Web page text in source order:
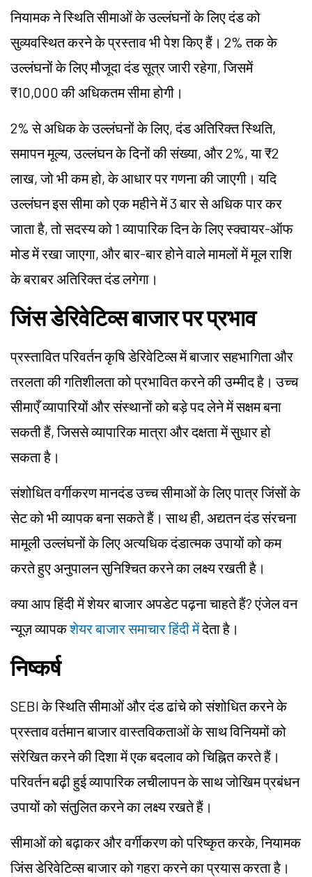
नियामक ने स्थिति सीमाओं के उल्लंघनों के लिए दंड को
सुव्यवस्थित करने के प्रस्ताव भी पेश किए हैं। 2% तक के
उल्लंघनों के लिए मौजूदा दंड सूत्र जारी रहेगा, जिसमें
₹10,000 की अधिकतम सीमा होगी।
2% से अधिक के उल्लंघनों के लिए, दंड अतिरिक्त स्थिति,
समापन मूल्य, उल्लंघन के दिनों की संख्या, और 2%, या ₹2
लाख, जो भी कम हो, के आधार पर गणना की जाएगी। यदि
उल्लंघन इस सीमा को एक महीने में 3 बार से अधिक पार कर
जाता है, तो सदस्य को 1 व्यापारिक दिन के लिए स्क्वायर-ऑफ
मोड में रखा जाएगा, और बार-बार होने वाले मामलों में मूल राशि
के बराबर अतिरिक्त दंड लगेगा।
जिंस डेरिवेटिव्स बाजार पर प्रभाव
प्रस्तावित परिवर्तन कृषि डेरिवेटिव्स में बाजार सहभागिता और
तरलता की गतिशीलता को प्रभावित करने की उम्मीद है। उच्च
सीमाएँ व्यापारियों और संस्थानों को बड़े पद लेने में सक्षम बना
सकती हैं, जिससे व्यापारिक मात्रा और दक्षता में सुधार हो
सकता है।
संशोधित वर्गीकरण मानदंड उच्च सीमाओं के लिए पात्र जिंसों के
सेट को भी व्यापक बना सकते हैं। साथ ही, अद्यतन दंड संरचना
मामूली उल्लंघनों के लिए अत्यधिक दंडात्मक उपायों को कम
करते हुए अनुपालन सुनिश्चित करने का लक्ष्य रखती है।
क्या आप हिंदी में शेयर बाजार अपडेट पढ़ना चाहते हैं? एंजेल वन
न्यूज़ व्यापकशेयर बाजार समाचार हिंदी मेंदेता है।
निष्कर्ष
SEBI के स्थिति सीमाओं और दंड ढांचे को संशोधित करने के
प्रस्ताव वर्तमान बाजार वास्तविकताओं के साथ विनियमों को
संरेखित करने की दिशा में एक बदलाव को चिह्नित करते हैं।
परिवर्तन बढ़ी हुई व्यापारिक लचीलापन के साथ जोखिम प्रबंधन
उपायों को संतुलित करने का लक्ष्य रखते हैं।
सीमाओं को बढ़ाकर और वर्गीकरण को परिष्कृत करके, नियामक
जिंस डेरिवेटिव्स बाजार को गहरा करने का प्रयास करता है।